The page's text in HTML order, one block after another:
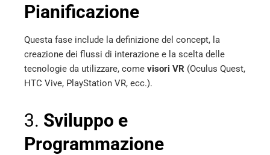
Pianificazione
Questa fase include la definizione del concept, la
creazione dei flussi di interazione e la scelta delle
tecnologie da utilizzare, come visori VR (Oculus Quest,
HTC Vive, PlayStation VR, ecc.).
3. Sviluppo e
Programmazione